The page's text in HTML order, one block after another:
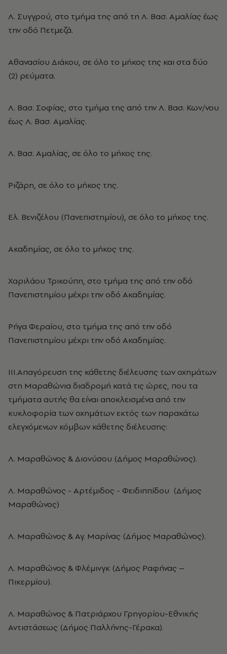
Λ. Συγγρού, στο τμήμα της από τη Λ. Βασ. Αμαλίας έως
την οδό Πετμεζά.
Αθανασίου Διάκου, σε όλο το μήκος της και στα δύο
(2) ρεύματα.
Λ. Βασ. Σοφίας, στο τμήμα της από την Λ. Βασ. Κων/νου
έως Λ. Βασ. Αμαλίας.
Λ. Βασ. Αμαλίας, σε όλο το μήκος της.
Ριζάρη, σε όλο το μήκος της.
Ελ. Βενιζέλου (Πανεπιστημίου), σε όλο το μήκος της.
Ακαδημίας, σε όλο το μήκος της.
Χαριλάου Τρικούπη, στο τμήμα της από την οδό
Πανεπιστημίου μέχρι την οδό Ακαδημίας.
Ρήγα Φεραίου, στο τμήμα της από την οδό
Πανεπιστημίου μέχρι την οδό Ακαδημίας.
ΙΙΙ.Απαγόρευση της κάθετης διέλευσης των οχημάτων
στη Μαραθώνια διαδρομή κατά τις ώρες, που τα
τμήματα αυτής θα είναι αποκλεισμένα από την
κυκλοφορία των οχημάτων εκτός των παρακάτω
ελεγχόμενων κόμβων κάθετης διέλευσης:
Λ. Μαραθώνος & Διονύσου (Δήμος Μαραθώνος).
Λ. Μαραθώνος - Αρτέμιδος - Φειδιππίδου (Δήμος
Μαραθώνος)
Λ. Μαραθώνος & Αγ. Μαρίνας (Δήμος Μαραθώνος).
Λ. Μαραθώνος & Φλέμινγκ (Δήμος Ραφήνας –
Πικερμίου).
Λ. Μαραθώνος & Πατριάρχου Γρηγορίου-Εθνικής
Αντιστάσεως (Δήμος Παλλήνης-Γέρακα).